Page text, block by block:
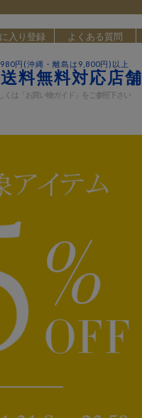
入り登録 よくある質問
円(沖縄・離島は9,800円)以上
送料無料対応店舗
くは「お買い物ガイド」をご参照下さい